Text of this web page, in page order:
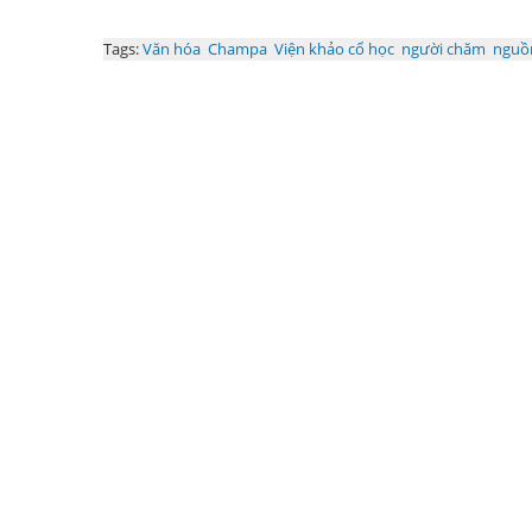
Tags:Văn hóa Champa Viện khảo cổ học người chăm